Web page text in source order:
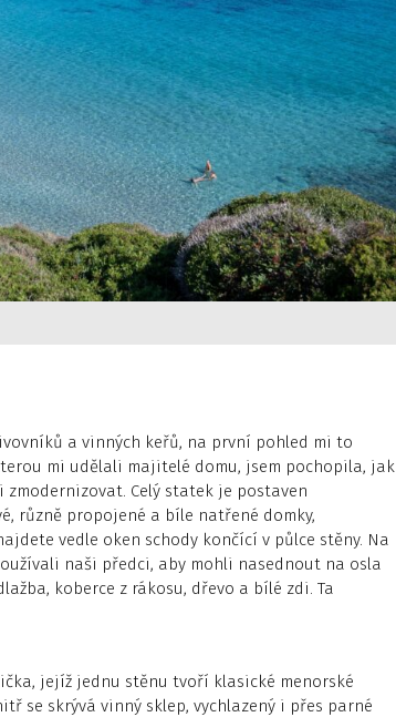
a vinných keřů, na první pohled mi to
mi udělali majitelé domu, jsem pochopila, jak
Celý statek je postaven
různě propojené a bíle natřené domky,
vedle oken schody končící v půlce stěny. Na
naši předci, aby mohli nasednout na osla
koberce z rákosu, dřevo a bílé zdi. Ta
jejíž jednu stěnu tvoří klasické menorské
se skrývá vinný sklep, vychlazený i přes parné